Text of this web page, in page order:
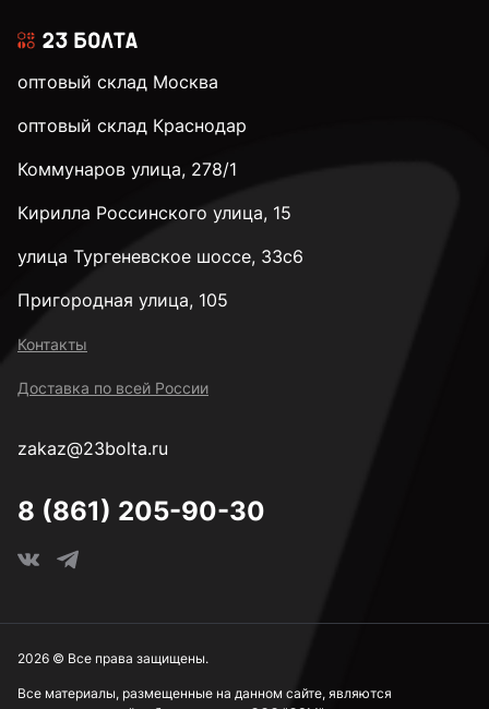
оптовый склад Москва
оптовый склад Краснодар
Коммунаров улица, 278/1
Кирилла Россинского улица, 15
улица Тургеневское шоссе, 33с6
Пригородная улица, 105
Контакты
Доставка по всей России
zakaz@23bolta.ru
8 (861) 205-90-30
Все материалы, размещенные на данном сайте, являются
2026 © Все права защищены.